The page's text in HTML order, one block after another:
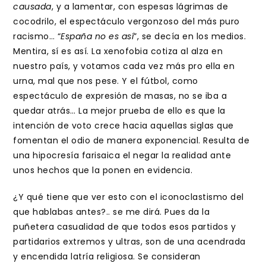
causada, y a lamentar, con espesas lágrimas de
cocodrilo, el espectáculo vergonzoso del más puro
racismo… “España no es así”, se decía en los medios.
Mentira, sí es así. La xenofobia cotiza al alza en
nuestro país, y votamos cada vez más pro ella en
urna, mal que nos pese. Y el fútbol, como
espectáculo de expresión de masas, no se iba a
quedar atrás… La mejor prueba de ello es que la
intención de voto crece hacia aquellas siglas que
fomentan el odio de manera exponencial. Resulta de
una hipocresía farisaica el negar la realidad ante
unos hechos que la ponen en evidencia.
¿Y qué tiene que ver esto con el iconoclastismo del
que hablabas antes?.. se me dirá. Pues da la
puñetera casualidad de que todos esos partidos y
partidarios extremos y ultras, son de una acendrada
y encendida latría religiosa. Se consideran